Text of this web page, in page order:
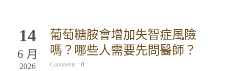
14
6 月
2026
葡萄糖胺會增加失智症風險
嗎？哪些人需要先問醫師？
Comments : 0